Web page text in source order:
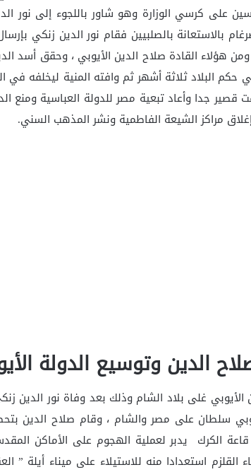
على كرسي الوزارة وهو شاور باللجوء إلى نور
بالاستعانة بالصلبيين فقام نور الدين زنكي
هؤلاء القادة صلاح الدين الأيوبي ، وحقق أسد
البلاد ثلاثة أشهر ثم وافته المنية ليخلفه في
جدا وأعاد تبعية مصر للدولة العباسية ومنع
مراكز الشيعة الفاطمية ونشر المذهب السني.
الدين وتوسيع الدولة
الأيوبي غلى بلاد الشام وذلك بعد وفاة نور
سلطان على مصر والشام ، وقام صلاح الدين
الكرك يدبر لعملية الهجوم على الأماكن
القلزم استعدادا منه للاستيلاء على ميناء أيلة